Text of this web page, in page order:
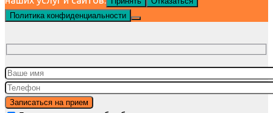
Политика конфиденциальности